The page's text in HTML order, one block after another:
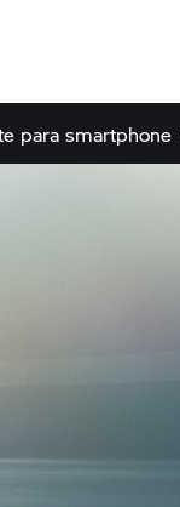
para smartphone